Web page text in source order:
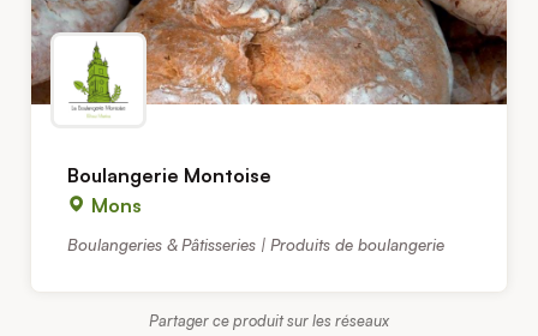
Boulangerie Montoise
Mons
Boulangeries & Pâtisseries | Produits de boulangerie
Partager ce produit sur les réseaux